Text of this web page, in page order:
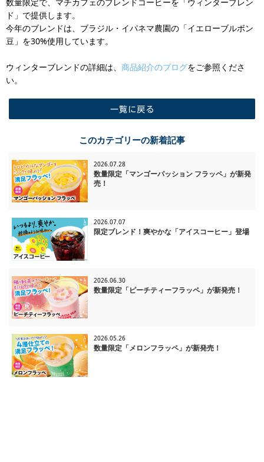
ド」で提供します。
今年のブレンドは、ブラジル・イパネマ農園の「イエローブルボン
豆」を30%使用しています。
ウィンターブレンドの詳細は、 商品紹介のブログをご参照くださ
い。
このカテゴリーの新着記事
2026.07.28
数量限定「マンゴーパッション フラッペ」が新発
売！
2026.07.07
限定ブレンド！爽やかな「アイスコーヒー」登場
2026.06.30
数量限定「ピーチティーフラッペ」が新発売！
2026.05.26
数量限定「メロンフラッペ」が新発売！